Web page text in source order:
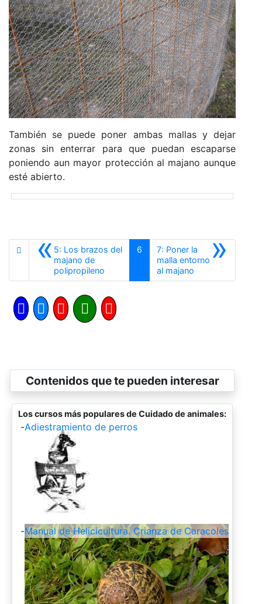
También se puede poner ambas mallas y dejar
zonas sin enterrar para que puedan escaparse
poniendo aun mayor protección al majano aunque
esté abierto.
«5: Los brazos del
majano de
polipropileno
6 »
7: Poner la
malla entorno
al majano
Contenidos que te pueden interesar
Los cursos más populares de Cuidado de animales:
-Adiestramiento de perros
-Manual de Helicicultura. Crianza de Caracoles